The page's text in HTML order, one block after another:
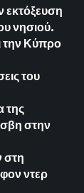
εκτόξευση
νησιού.
την Κύπρο
του
της
στην
στη
ντερ